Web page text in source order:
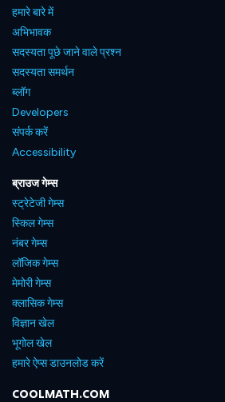
हमारे बारे में
अभिभावक
सदस्यता पूछे जाने वाले प्रश्न
सदस्यता समर्थन
ब्लॉग
Developers
संपर्क करें
Accessibility
ब्राउज गेम्स
स्ट्रेटेजी गेम्स
स्किल गेम्स
नंबर गेम्स
लॉजिक गेम्स
मेमोरी गेम्स
क्लासिक गेम्स
विज्ञान खेल
भूगोल खेल
हमारे ऐप्स डाउनलोड करें
COOLMATH.COM